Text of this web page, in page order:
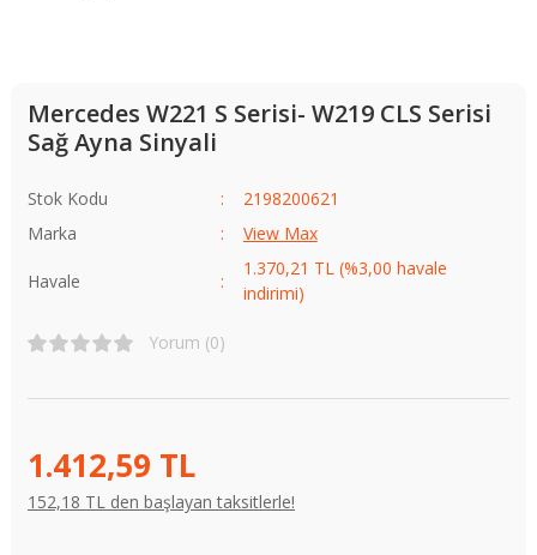
Mercedes W221 S Serisi- W219 CLS Serisi
Sağ Ayna Sinyali
Stok Kodu
2198200621
Marka
View Max
Havale
1.370,21 TL (%3,00 havale
indirimi)
Yorum (0)
1.412,59 TL
152,18 TL den başlayan taksitlerle!